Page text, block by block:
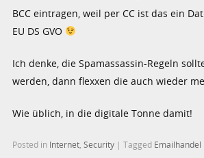
BCC eintragen, weil per CC ist das ein
EU DS GVO
Ich denke, die Spamassassin-Regeln
werden, dann flexxen die auch wieder
Wie üblich, in die digitale Tonne damit!
Posted in Internet ,Security |Tagged Emailhandel